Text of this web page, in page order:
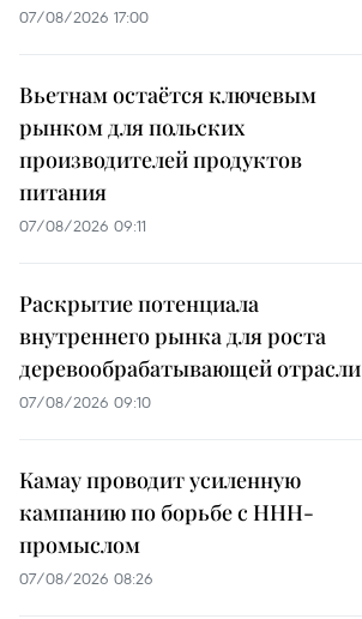
07/08/2026 17:00
Вьетнам остаётся ключевым
рынком для польских
производителей продуктов
питания
07/08/2026 09:11
Раскрытие потенциала
внутреннего рынка для роста
деревообрабатывающей отрасли
07/08/2026 09:10
Камау проводит усиленную
кампанию по борьбе с ННН-
промыслом
07/08/2026 08:26